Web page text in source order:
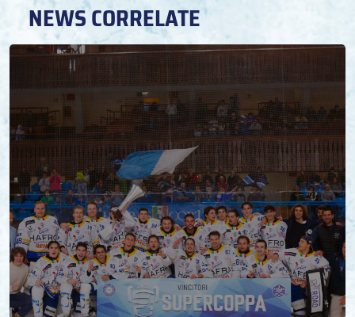
NEWS CORRELATE